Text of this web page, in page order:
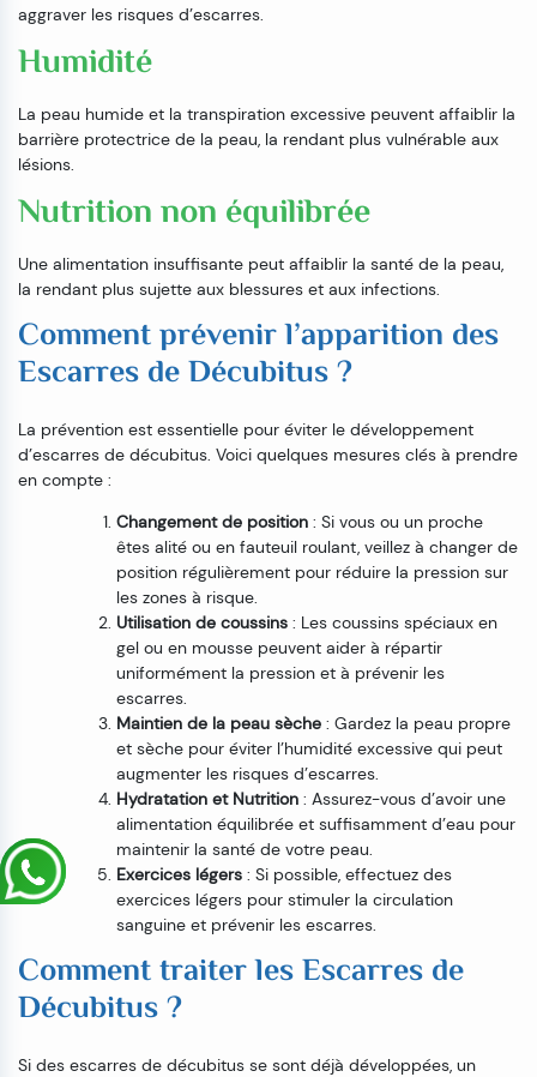
aggraver les risques d’escarres.
Humidité
La peau humide et la transpiration excessive peuvent affaiblir la
barrière protectrice de la peau, la rendant plus vulnérable aux
lésions.
Nutrition non équilibrée
Une alimentation insuffisante peut affaiblir la santé de la peau,
la rendant plus sujette aux blessures et aux infections.
Comment prévenir l’apparition des
Escarres de Décubitus ?
La prévention est essentielle pour éviter le développement
d’escarres de décubitus. Voici quelques mesures clés à prendre
en compte :
Changement de position : Si vous ou un proche
êtes alité ou en fauteuil roulant, veillez à changer de
position régulièrement pour réduire la pression sur
les zones à risque.
Utilisation de coussins : Les coussins spéciaux en
gel ou en mousse peuvent aider à répartir
uniformément la pression et à prévenir les
escarres.
Maintien de la peau sèche : Gardez la peau propre
et sèche pour éviter l’humidité excessive qui peut
augmenter les risques d’escarres.
Hydratation et Nutrition : Assurez-vous d’avoir une
alimentation équilibrée et suffisamment d’eau pour
maintenir la santé de votre peau.
Exercices légers : Si possible, effectuez des
exercices légers pour stimuler la circulation
sanguine et prévenir les escarres.
Comment traiter les Escarres de
Décubitus ?
Si des escarres de décubitus se sont déjà développées, un